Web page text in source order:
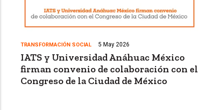
TRANSFORMACIÓN SOCIAL 5 May 2026
IATS y Universidad Anáhuac México
firman convenio de colaboración con el
Congreso de la Ciudad de México